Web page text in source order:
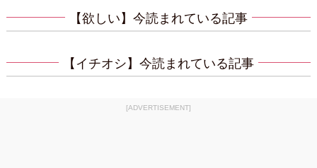
【欲しい】今読まれている記事
【イチオシ】今読まれている記事
[ADVERTISEMENT]